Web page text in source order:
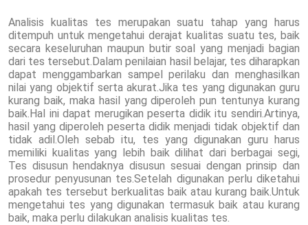
Analisis kualitas tes merupakan suatu tahap yang harus
ditempuh untuk mengetahui derajat kualitas suatu tes, baik
secara keseluruhan maupun butir soal yang menjadi bagian
dari tes tersebut.Dalam penilaian hasil belajar, tes diharapkan
dapat menggambarkan sampel perilaku dan menghasilkan
nilai yang objektif serta akurat.Jika tes yang digunakan guru
kurang baik, maka hasil yang diperoleh pun tentunya kurang
baik.Hal ini dapat merugikan peserta didik itu sendiri.Artinya,
hasil yang diperoleh peserta didik menjadi tidak objektif dan
tidak adil.Oleh sebab itu, tes yang digunakan guru harus
memiliki kualitas yang lebih baik dilihat dari berbagai segi,
Tes disusun hendaknya disusun sesuai dengan prinsip dan
prosedur penyusunan tes.Setelah digunakan perlu diketahui
apakah tes tersebut berkualitas baik atau kurang baik.Untuk
mengetahui tes yang digunakan termasuk baik atau kurang
baik, maka perlu dilakukan analisis kualitas tes.